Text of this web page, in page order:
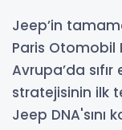
Jeep’in
Paris Otomobil
Avrupa’da
stratejisinin ilk
Jeep